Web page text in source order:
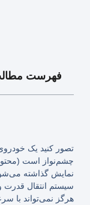
فهرست
تصور کنید یک
چشم‌نواز است
نمایش گذاشته
سیستم انتقال قدرت
هرگز نمی‌تواند با